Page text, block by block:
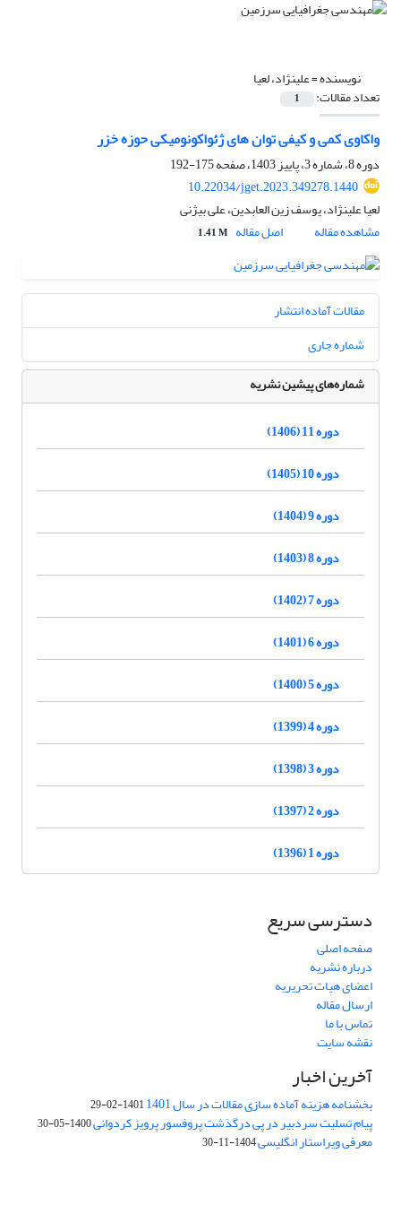
نویسنده =علینژاد، لعیا
تعداد مقالات: 1
واکاوی کمی و کیفی توان های ژئواکونومیکی حوزه خزر
دوره 8، شماره 3، پاییز 1403، صفحه
175-192
10.22034/jget.2023.349278.1440
لعیا علینژاد، یوسف زین العابدین، علی بیژنی
مشاهده مقاله
اصل مقاله 1.41 M
مقالات آماده انتشار
شماره جاری
شماره‌های پیشین نشریه
دوره 11 (1406)
دوره 10 (1405)
دوره 9 (1404)
دوره 8 (1403)
دوره 7 (1402)
دوره 6 (1401)
دوره 5 (1400)
دوره 4 (1399)
دوره 3 (1398)
دوره 2 (1397)
دوره 1 (1396)
دسترسی سریع
صفحه اصلی
درباره نشریه
اعضای هیات تحریریه
ارسال مقاله
تماس با ما
نقشه سایت
آخرین اخبار
بخشنامه هزینه آماده سازی مقالات در سال 1401 1401-02-29
پیام تسلیت سردبیر در پی درگذشت پروفسور پرویز کردوانی1400-05-30
معرفی ویراستار انگلیسی1404-11-30